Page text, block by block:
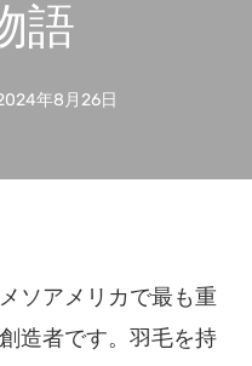
語
年8月26日
ソアメリカで最も重
造者です。羽毛を持